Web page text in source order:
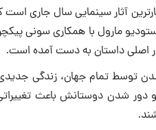
آثار سینمایی سال جاری است
مارول با همکاری سونی
اصلی داستان به دست آمده است.
توسط تمام جهان، زندگی جدیدی
و دور شدن دوستانش باعث